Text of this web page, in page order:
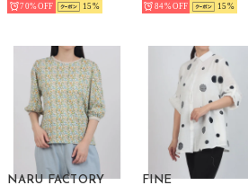
70% 15 84% 15
NARU FACTORY FINE